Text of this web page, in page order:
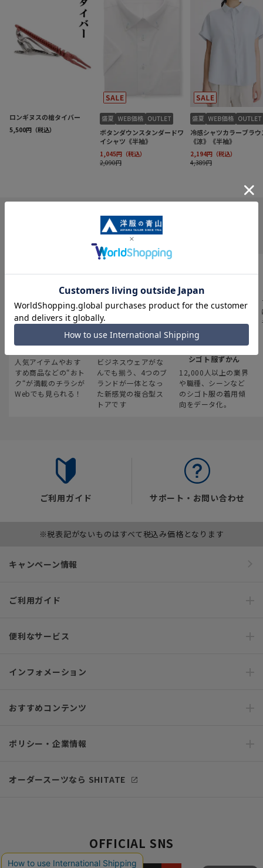
INFORMATION
最新のお買い得情報
人気アイテムやおす
すめ商品などの“おト
ク“が満載のチラシが
Webでも見られる！
スーツスクエア
ビジネスウェアがな
んでも揃う、4つのブ
ランドが一体となっ
た新感覚の複合型ス
トアです
みんなの
シゴト服ずかん
12,000人以上の業界
や職種、シーンなど
のシゴト服の着用傾
向をデータ化。
ご利用ガイド サポート・お問い合わせ
※税表記がないものはすべて税込み価格となります
キャンペーン情報
ご利用ガイド
便利なサービス
インフォメーション
おすすめコンテンツ
ポリシー・企業情報
オーダースーツなら SHITATE
OFFICIAL SNS